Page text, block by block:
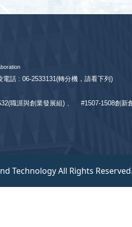
電話 : 06-2533131(轉分機，請看下列)
職涯與創業發展組) 、 #1507-1508創新
Technology All Rights Reserved.